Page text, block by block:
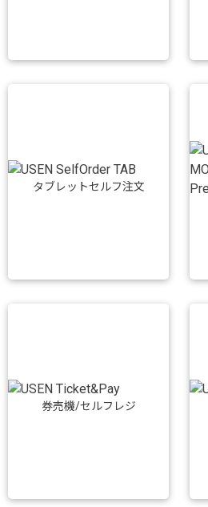
タブレットセルフ注文
券売機/セルフレジ